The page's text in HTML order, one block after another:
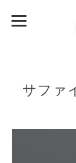
サファ